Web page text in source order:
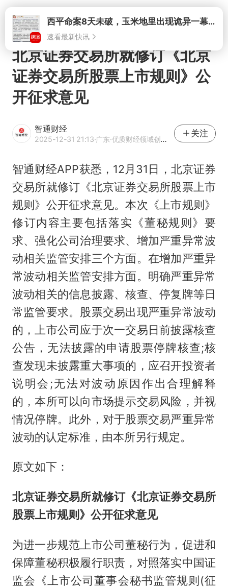
打开
北京证券交易所就修订《北京
证券交易所股票上市规则》公
开征求意见
智通财经
2025-12-31 21:13·广东·优质财经领域创作者
关注
智通财经APP获悉，12月31日，北京证券
交易所就修订《北京证券交易所股票上市
规则》公开征求意见。本次《上市规则》
修订内容主要包括落实《董秘规则》要
求、强化公司治理要求、增加严重异常波
动相关监管安排三个方面。在增加严重异
常波动相关监管安排方面。明确严重异常
波动相关的信息披露、核查、停复牌等日
常监管要求。股票交易出现严重异常波动
的，上市公司应于次一交易日前披露核查
公告，无法披露的申请股票停牌核查;核
查发现未披露重大事项的，应召开投资者
说明会;无法对波动原因作出合理解释
的，本所可以向市场提示交易风险，并视
情况停牌。此外，对于股票交易严重异常
波动的认定标准，由本所另行规定。
原文如下：
北京证券交易所就修订《北京证券交易所
股票上市规则》公开征求意见
为进一步规范上市公司董秘行为，促进和
保障董秘积极履行职责，对照落实中国证
监会《上市公司董事会秘书监管规则(征